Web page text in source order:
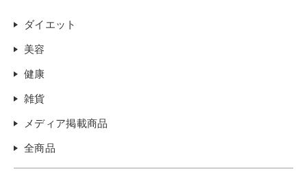
ダイエット
美容
健康
雑貨
メディア掲載商品
全商品